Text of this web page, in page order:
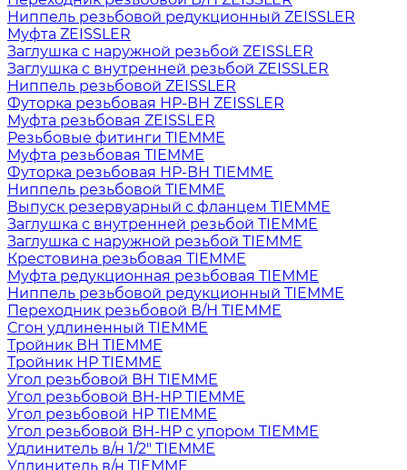
Ниппель резьбовой редукционный ZEISSLER
Муфта ZEISSLER
Заглушка с наружной резьбой ZEISSLER
Заглушка с внутренней резьбой ZEISSLER
Ниппель резьбовой ZEISSLER
Футорка резьбовая НР-ВН ZEISSLER
Муфта резьбовая ZEISSLER
Резьбовые фитинги TIEMME
Муфта резьбовая TIEMME
Футорка резьбовая НР-ВН TIEMME
Ниппель резьбовой TIEMME
Выпуск резервуарный с фланцем TIEMME
Заглушка с внутренней резьбой TIEMME
Заглушка с наружной резьбой TIEMME
Крестовина резьбовая TIEMME
Муфта редукционная резьбовая TIEMME
Ниппель резьбовой редукционный TIEMME
Переходник резьбовой В/Н TIEMME
Сгон удлиненный TIEMME
Тройник ВН TIEMME
Тройник НР TIEMME
Угол резьбовой ВН TIEMME
Угол резьбовой ВН-НР TIEMME
Угол резьбовой НР TIEMME
Угол резьбовой ВН-НР с упором TIEMME
Удлинитель в/н 1/2" TIEMME
Удлинитель в/н TIEMME